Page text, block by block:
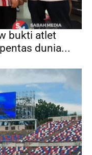
bukti atlet
dunia...